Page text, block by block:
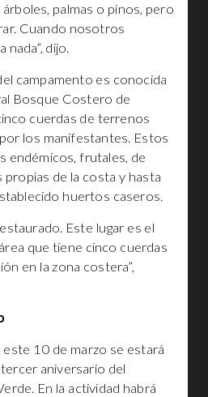
palmas o pinos, pero
Cuando nosotros
nada”, dijo.
campamento es conocida
Bosque Costero de
cuerdas de terrenos
los manifestantes. Estos
endémicos, frutales, de
propias de la costa y hasta
huertos caseros.
Este lugar es el
que tiene cinco cuerdas
en la zona costera”,
10 de marzo se estará
aniversario del
En la actividad habrá